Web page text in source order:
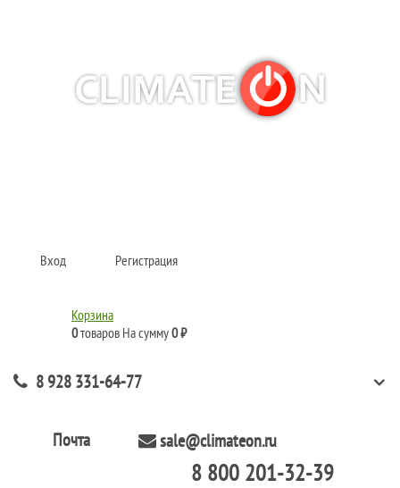
Вход Регистрация
Корзина
0товаров На сумму0 ₽
8 928 331-64-77
Почта sale@climateon.ru
8 800 201-32-39